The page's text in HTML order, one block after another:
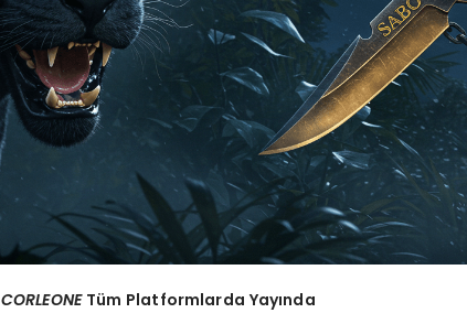
CORLEONETüm Platformlarda Yayında